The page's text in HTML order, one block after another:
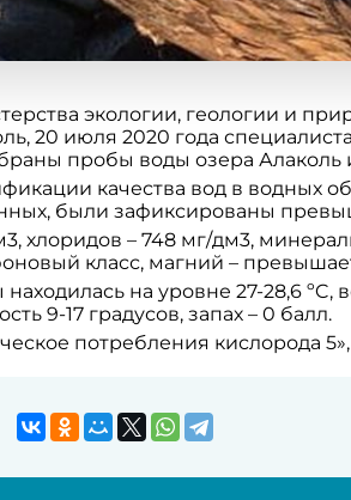
экологии, геологии и
20 июля 2020 года
пробы воды озера
качества вод в водных
были зафиксированы
хлоридов – 748 мг/дм3,
класс, магний –
на уровне 27-28,6
9-17 градусов, запах – 0 балл.
потребления кислорода